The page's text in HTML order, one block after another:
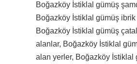
Boğazköy İstiklal gümüş
Boğazköy İstiklal gümüş ibrik
Boğazköy İstiklal gümüş
alanlar, Boğazköy İstiklal
alan yerler, Boğazköy İstiklal